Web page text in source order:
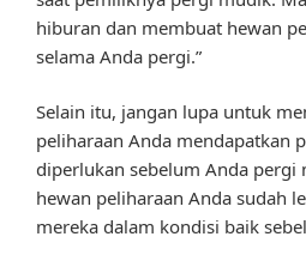
hiburan dan membuat hewan
selama Anda pergi.”
Selain itu, jangan lupa untuk
peliharaan Anda mendapatkan
diperlukan sebelum Anda pergi
hewan peliharaan Anda sudah
mereka dalam kondisi baik